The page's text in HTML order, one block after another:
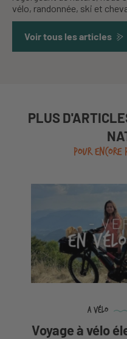
vélo, randonnée, ski et
Voir tous les articles
PLUS
POUR
A vélo
Voyage à vélo